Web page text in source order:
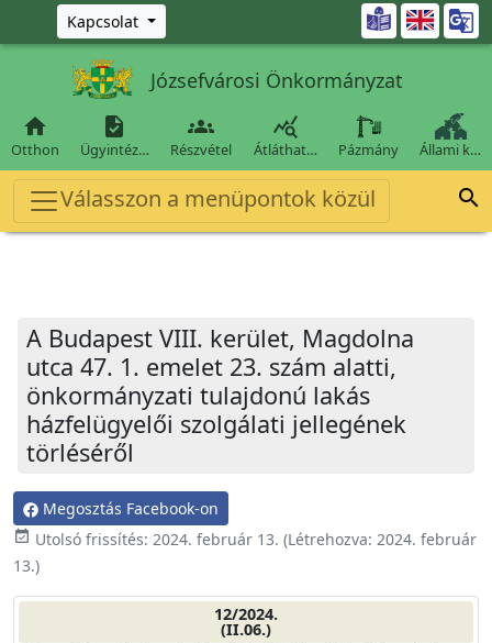
Ugrás a fő tartalomra
Kapcsolat 
Józsefvárosi Önkormányzat

Otthon

Ügyintéz…

Részvétel

Átláthat… Pázmány Állami k…
Válasszon a menüpontok közül 
A Budapest VIII. kerület, Magdolna
utca 47. 1. emelet 23. szám alatti,
önkormányzati tulajdonú lakás
házfelügyelői szolgálati jellegének
törléséről
Megosztás Facebook-on
event_available Utolsó frissítés: 2024. február 13. (Létrehozva: 2024. február
13.)
12/2024.
(II.06.)